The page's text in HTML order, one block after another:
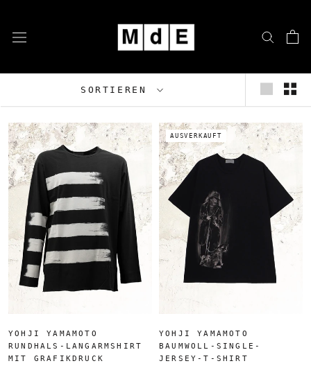
springen
SORTIEREN
YOHJI YAMAMOTO
RUNDHALS-LANGARMSHIRT
MIT GRAFIKDRUCK
AUSVERKAUFT
YOHJI YAMAMOTO
BAUMWOLL-SINGLE-
JERSEY-T-SHIRT